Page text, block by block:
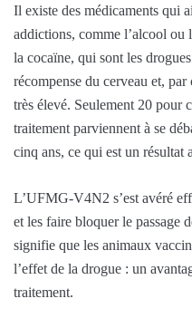
Il existe des médicaments qui
addictions, comme l’alcool ou
la cocaïne, qui sont les
récompense du cerveau et,
très élevé. Seulement 20 pour
traitement parviennent à se
cinq ans, ce qui est un résultat
L’UFMG-V4N2 s’est avéré
et les faire bloquer le passage
signifie que les animaux
l’effet de la drogue : un
traitement.